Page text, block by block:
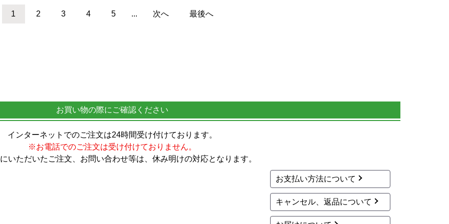
1 2 3 4 5 ... 次へ 最後へ
お買い物の際にご確認ください
インターネットでのご注文は24時間受け付けております。
※お電話でのご注文は受け付けておりません。
いただいたご注文、お問い合わせ等は、休み明けの対応となります。
お支払い方法について
キャンセル、返品について